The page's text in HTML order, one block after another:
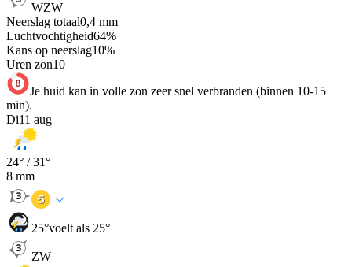
WZW
Neerslag totaal0,4 mm
Luchtvochtigheid64%
Kans op neerslag10%
Uren zon10
Je huid kan in volle zon zeer snel verbranden (binnen 10-15
min).
Di11 aug
24° /31°
8 mm
25°voelt als 25°
ZW